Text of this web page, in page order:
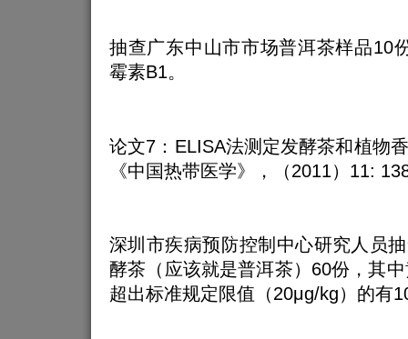
抽查广东中山市市场普洱茶样品10
霉素B1。
论文7：ELISA法测定发酵茶和植物
《中国热带医学》，（2011）11:
深圳市疾病预防控制中心研究人员
酵茶（应该就是普洱茶）60份，其
超出标准规定限值（20μg/kg）的有